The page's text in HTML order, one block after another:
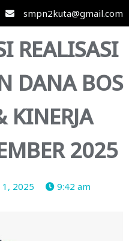
smpn2kuta@gmail.com
REALISASI
DANA BOS
KINERJA
2025
2025 9:42 am